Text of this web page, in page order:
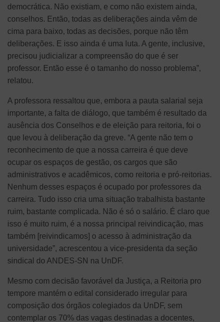
democrática. Não existiam, e como não existem ainda,
conselhos. Então, todas as deliberações ainda vêm de
cima para baixo, todas as decisões, porque não têm
deliberações. E isso ainda é uma luta. A gente, inclusive,
precisou judicializar a compreensão do que é ser
professor. Então esse é o tamanho do nosso problema”,
relatou.
A professora ressaltou que, embora a pauta salarial seja
importante, a falta de diálogo, que também é resultado da
ausência dos Conselhos e de eleição para reitoria, foi o
que levou à deliberação da greve. “A gente não tem o
reconhecimento de que a nossa carreira é que deve
ocupar os espaços de gestão, os cargos que são
administrativos e acadêmicos, como reitoria e pró-reitorias.
Nenhum desses espaços é ocupado por professores da
carreira. Tudo isso cria uma situação trabalhista bastante
ruim, bastante complicada. Não é só o salário. É claro que
isso é muito ruim, é a nossa principal reivindicação, mas
também [reivindicamos] o acesso à administração da
universidade”, acrescentou a vice-presidenta da seção
sindical do ANDES-SN na UnDF.
Mesmo com decisão favorável da Justiça, a Reitoria pro
tempore mantém o edital considerado irregular para
composição dos órgãos colegiados da UnDF, sem
contemplar os 70% das vagas destinadas a docentes,